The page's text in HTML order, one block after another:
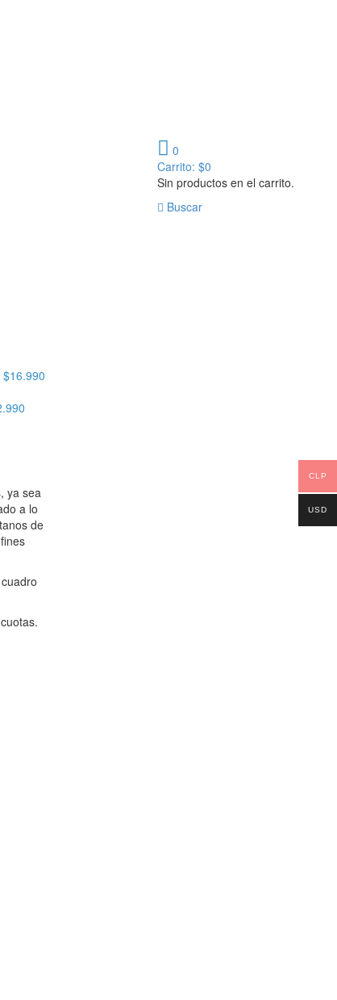
0
Carrito: $0
Sin productos en el carrito.
Buscar
$16.990
ya sea
a lo
de
CLP
USD